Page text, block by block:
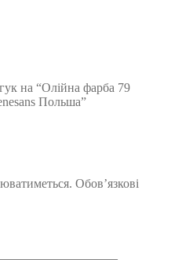
на “Олійна фарба 79
Польша”
Обов’язкові